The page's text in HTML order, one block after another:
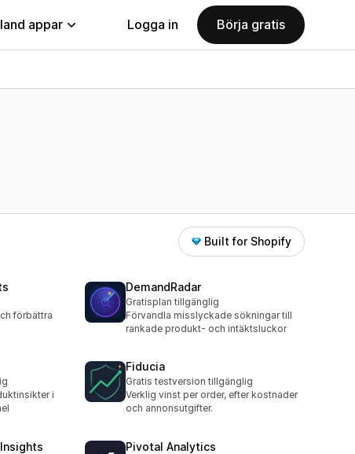
appar Logga in Börja gratis
Built for Shopify
förbättra
DemandRadar
Gratisplan tillgänglig
Förvandla misslyckade sökningar till
rankade produkt- och intäktsluckor
i
Fiducia
Gratis testversion tillgänglig
Verklig vinst per order, efter kostnader
och annonsutgifter.
Pivotal Analytics